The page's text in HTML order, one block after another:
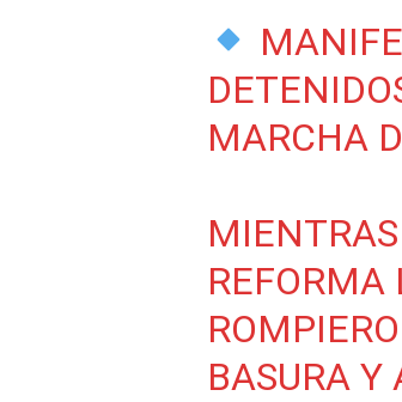
MARCHA
BASURA Y